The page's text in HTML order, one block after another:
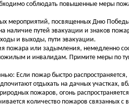
соблюдать повышенные меры
мероприятий, посвященных Дню
наличие путей эвакуации и знаков
и выходы, пути эвакуации.
пожара или задымления, немедленно
и инвалидам. Примите меры по
Если пожар быстро
отдыхать на дачных участках,
пожаров, огонь
количество пожаров связанных